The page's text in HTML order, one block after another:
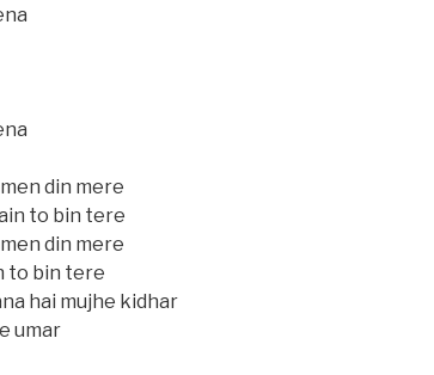
din mere
to bin tere
din mere
to bin tere
hai mujhe kidhar
umar